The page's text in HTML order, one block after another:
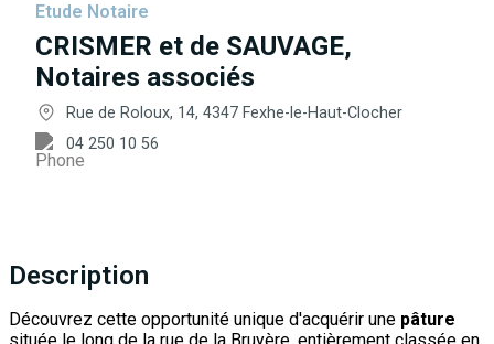
Etude Notaire
CRISMER et de SAUVAGE,
Notaires associés
Rue de Roloux, 14, 4347 Fexhe-le-Haut-Clocher
04 250 10 56
Description
Découvrez cette opportunité unique d'acquérir une pâture